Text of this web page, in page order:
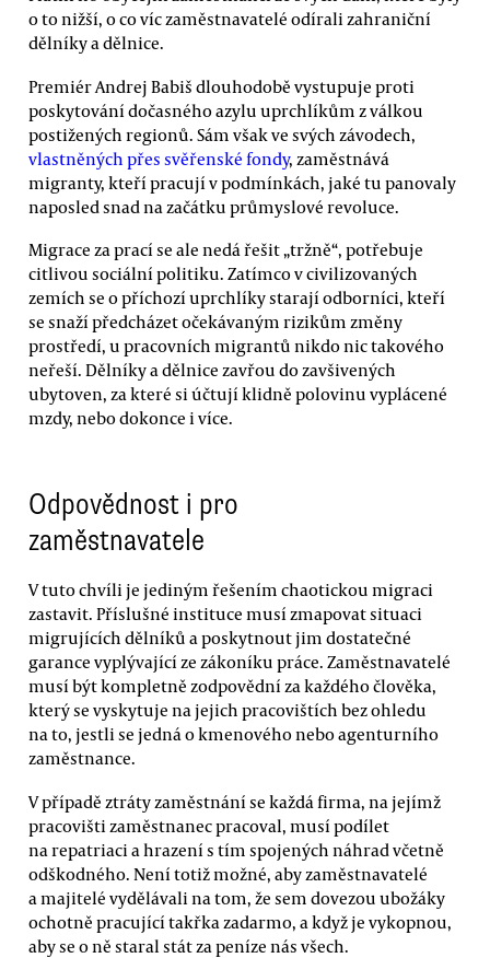
o to nižší, o co víc zaměstnavatelé odírali zahraniční
dělníky a dělnice.
Premiér Andrej Babiš dlouhodobě vystupuje proti
poskytování dočasného azylu uprchlíkům z válkou
postižených regionů. Sám však ve svých závodech,
vlastněných přes svěřenské fondy, zaměstnává
migranty, kteří pracují v podmínkách, jaké tu panovaly
naposled snad na začátku průmyslové revoluce.
Migrace za prací se ale nedá řešit „tržně“, potřebuje
citlivou sociální politiku. Zatímco v civilizovaných
zemích se o příchozí uprchlíky starají odborníci, kteří
se snaží předcházet očekávaným rizikům změny
prostředí, u pracovních migrantů nikdo nic takového
neřeší. Dělníky a dělnice zavřou do zavšivených
ubytoven, za které si účtují klidně polovinu vyplácené
mzdy, nebo dokonce i více.
Odpovědnost i pro
zaměstnavatele
V tuto chvíli je jediným řešením chaotickou migraci
zastavit. Příslušné instituce musí zmapovat situaci
migrujících dělníků a poskytnout jim dostatečné
garance vyplývající ze zákoníku práce. Zaměstnavatelé
musí být kompletně zodpovědní za každého člověka,
který se vyskytuje na jejich pracovištích bez ohledu
na to, jestli se jedná o kmenového nebo agenturního
zaměstnance.
V případě ztráty zaměstnání se každá firma, na jejímž
pracovišti zaměstnanec pracoval, musí podílet
na repatriaci a hrazení s tím spojených náhrad včetně
odškodného. Není totiž možné, aby zaměstnavatelé
a majitelé vydělávali na tom, že sem dovezou ubožáky
ochotně pracující takřka zadarmo, a když je vykopnou,
aby se o ně staral stát za peníze nás všech.